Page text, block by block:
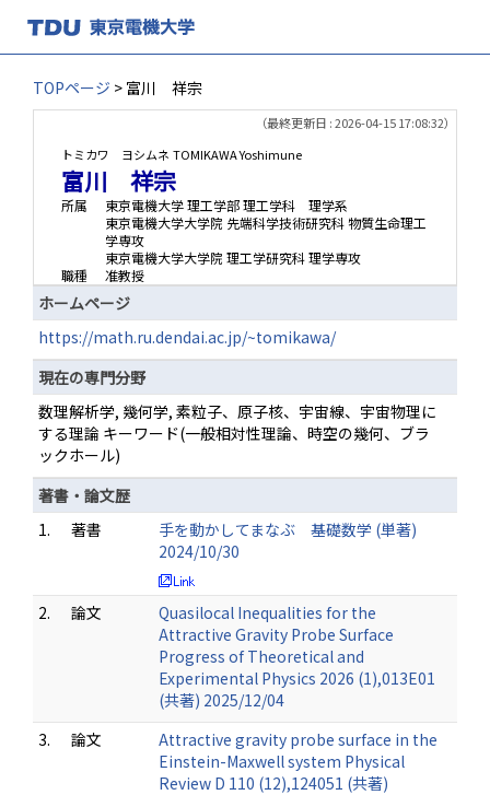
TOPページ > 富川 祥宗
（最終更新日 : 2026-04-15 17:08:32）
トミカワ ヨシムネ TOMIKAWA Yoshimune
富川 祥宗
所属
東京電機大学 理工学部 理工学科 理学系
東京電機大学大学院 先端科学技術研究科 物質生命理工
学専攻
東京電機大学大学院 理工学研究科 理学専攻
職種
准教授
ホームページ
https://math.ru.dendai.ac.jp/~tomikawa/
現在の専門分野
数理解析学, 幾何学, 素粒子、原子核、宇宙線、宇宙物理に
する理論 キーワード(一般相対性理論、時空の幾何、ブラ
ックホール)
著書・論文歴
1.
著書
手を動かしてまなぶ 基礎数学 (単著)
2024/10/30
2. 論文
Quasilocal Inequalities for the
Attractive Gravity Probe Surface
Progress of Theoretical and
Experimental Physics 2026 (1),013E01
(共著) 2025/12/04
3.
論文
Attractive gravity probe surface in the
Einstein-Maxwell system Physical
Review D 110 (12),124051 (共著)